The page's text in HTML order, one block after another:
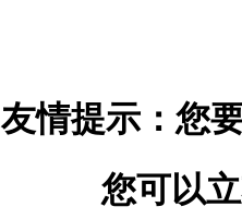
友情提示：您
您可以